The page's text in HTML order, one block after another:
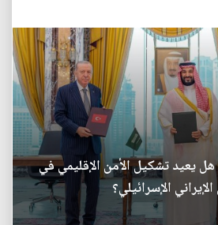
يعيد تشكيل الأمن الإقليمي في
الإسرائيلي؟